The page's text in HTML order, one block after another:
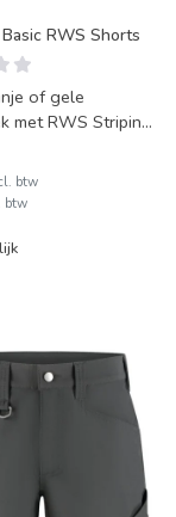
RWS Shorts
of gele
met RWS Striping
kl
btw
btw